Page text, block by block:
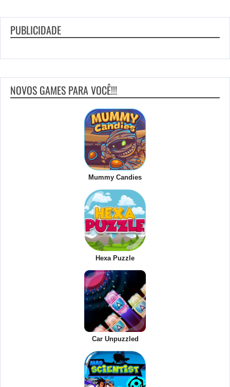
PUBLICIDADE
NOVOS GAMES PARA VOCÊ!!!
Mummy Candies
Hexa Puzzle
Car Unpuzzled